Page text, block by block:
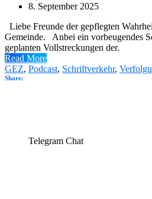
8. September 2025
Liebe Freunde der gepflegten
Gemeinde. Anbei ein vorbeugendes
geplanten Vollstreckungen der.
Read More
GEZ, Podcast, Schriftverkehr,
Share:
Telegram Chat